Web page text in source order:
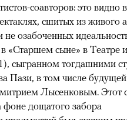
соавторов: это видно в
сшитых из живого
не озабоченных
в «Старшем сыне» в Театре
сыгранном тогдашними
Пази, в том числе
Лысенковым. Этот
фоне дощатого забора